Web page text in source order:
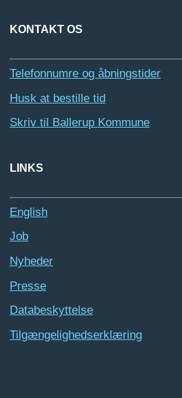
KONTAKT OS
Telefonnumre og åbningstider
Husk at bestille tid
Skriv til Ballerup Kommune
LINKS
English
Job
Nyheder
Presse
Databeskyttelse
Tilgængelighedserklæring